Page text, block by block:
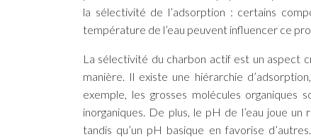
la sélectivité de l’adsorption : certains
température de l’eau peuvent influencer ce
La sélectivité du charbon actif est un aspect
manière. Il existe une hiérarchie
exemple, les grosses molécules
inorganiques. De plus, le pH de l’eau joue
tandis qu’un pH basique en favorise